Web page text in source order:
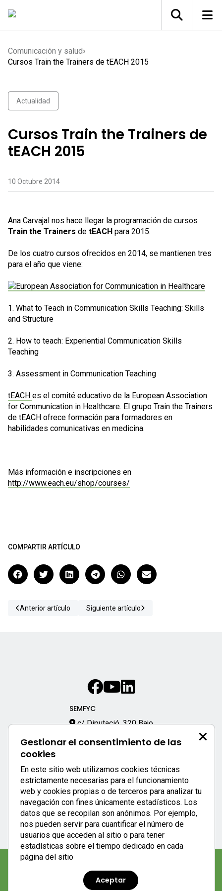
Comunicación y salud
Cursos Train the Trainers de tEACH 2015
Actualidad
Cursos Train the Trainers de
tEACH 2015
10 Octubre 2014
Ana Carvajal nos hace llegar la programación de cursos
Train the Trainers de tEACH para 2015.
De los cuatro cursos ofrecidos en 2014, se mantienen tres
para el año que viene:
1. What to Teach in Communication Skills Teaching: Skills
and Structure
2. How to teach: Experiential Communication Skills
Teaching
3. Assessment in Communication Teaching
tEACH es el comité educativo de la European Association
for Communication in Healthcare. El grupo Train the Trainers
de tEACH ofrece formación para formadores en
habilidades comunicativas en medicina.
Más información e inscripciones en
http://www.each.eu/shop/courses/
COMPARTIR ARTÍCULO
Anterior artículo Siguiente artículo
Gestionar el consentimiento de las
cookies
En este sitio web utilizamos cookies técnicas
estrictamente necesarias para el funcionamiento
web y cookies propias o de terceros para analizar tu
navegación con fines únicamente estadísticos. Los
datos que se recopilan son anónimos. Por ejemplo,
nos pueden servir para cuantificar el número de
usuarios que acceden al sitio o para tener
estadísticas sobre el tiempo dedicado en cada
página del sitio
Aceptar
SEMFYC
c/ Diputació, 320 Bajo
933 170 333
Enlaces destacados:
APP SEMFYC
Política de privacidad |